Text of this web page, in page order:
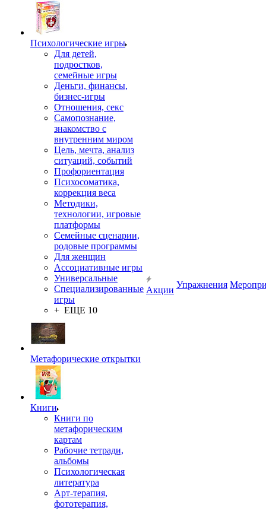
Психологические игры
Для детей,
подростков,
семейные игры
Деньги, финансы,
бизнес-игры
Отношения, секс
Самопознание,
знакомство с
внутренним миром
Цель, мечта, анализ
ситуаций, событий
Профориентация
Психосоматика,
коррекция веса
Методики,
технологии, игровые
платформы
Семейные сценарии,
родовые программы
Для женщин
Ассоциативные игры
Универсальные
Специализированные
игры
+ ЕЩЕ 10
Метафорические открытки
Книги
Книги по
метафорическим
картам
Рабочие тетради,
альбомы
Психологическая
литература
Арт-терапия,
фототерапия,
Акции
Упражнения